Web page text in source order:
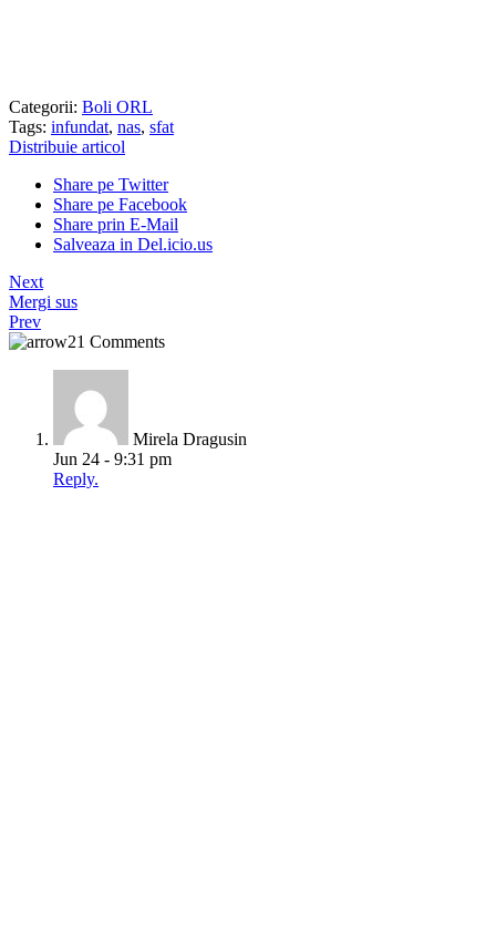
Categorii: Boli ORL
Tags: infundat, nas, sfat
Distribuie articol
Share pe Twitter
Share pe Facebook
Share prin E-Mail
Salveaza in Del.icio.us
Next
Mergi sus
Prev
21 Comments
Mirela Dragusin
Jun 24 - 9:31 pm
Reply.